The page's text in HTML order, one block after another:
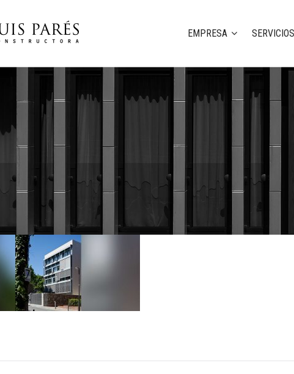
EMPRESA SERVICIOS